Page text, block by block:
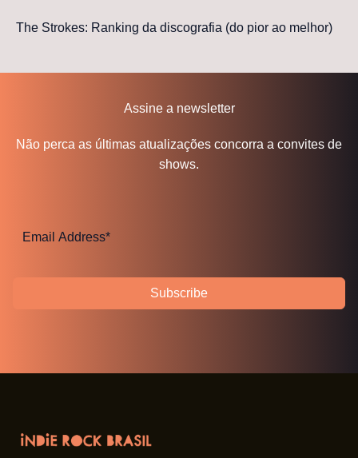
The Strokes: Ranking da discografia (do pior ao melhor)
Assine a newsletter
Não perca as últimas atualizações concorra a convites de
shows.
Subscribe